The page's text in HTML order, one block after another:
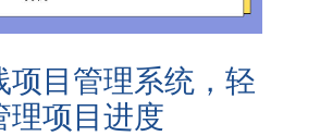
项目管理系统，轻
理项目进度